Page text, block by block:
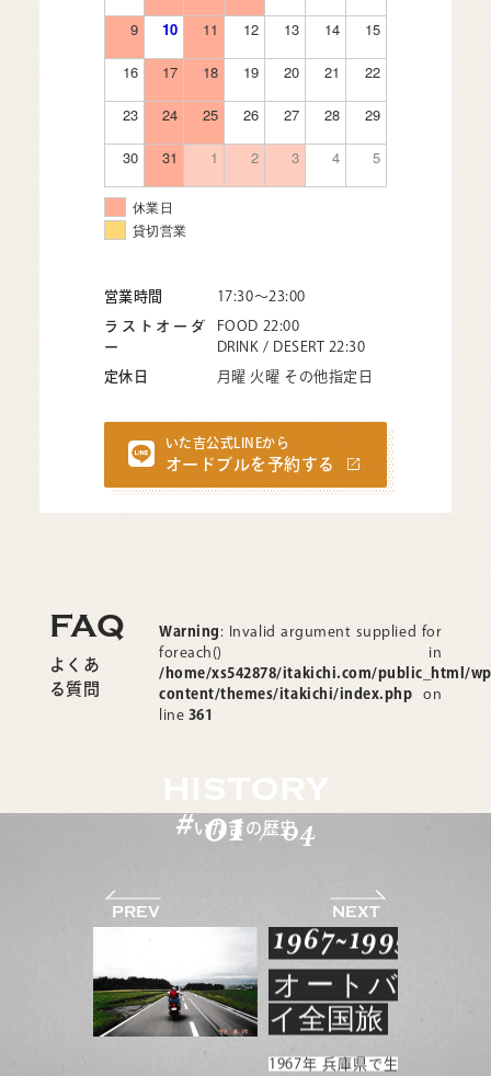
9 10 11 12 13 14 15
16 17 18 19 20 21 22
23 24 25 26 27 28 29
30 31 1 2 3 4 5
休業日
貸切営業
営業時間 17:30〜23:00
ラストオーダ
ー
FOOD 22:00
DRINK / DESERT 22:30
定休日 月曜 火曜 その他指定日
いた吉公式LINEから
オードブルを予約する
FAQ
よくあ
る質問
Warning: Invalid argument supplied for
foreach() in
/home/xs542878/itakichi.com/public_html/
content/themes/itakichi/index.php on
line 361
HISTORY
いた吉の歴史
1967~1995
オートバ
イ全国旅
1967年 兵庫県で生
# 01/04